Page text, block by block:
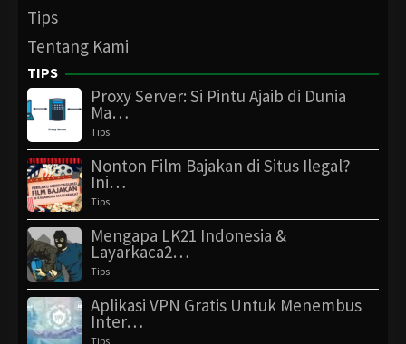
Tips
Tentang Kami
TIPS
Proxy Server: Si Pintu Ajaib di Dunia
Ma…
Tips
Nonton Film Bajakan di Situs Ilegal?
Ini…
Tips
Mengapa LK21 Indonesia &
Layarkaca2…
Tips
Aplikasi VPN Gratis Untuk Menembus
Inter…
Tips